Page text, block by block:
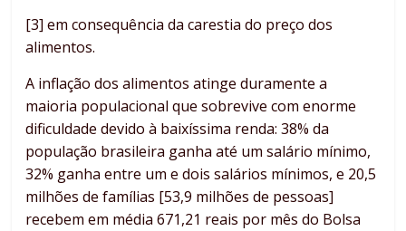
[3] em consequência da carestia do preço dos
alimentos.
A inflação dos alimentos atinge duramente a
maioria populacional que sobrevive com enorme
dificuldade devido à baixíssima renda: 38% da
população brasileira ganha até um salário mínimo,
32% ganha entre um e dois salários mínimos, e 20,5
milhões de famílias [53,9 milhões de pessoas]
recebem em média 671,21 reais por mês do Bolsa